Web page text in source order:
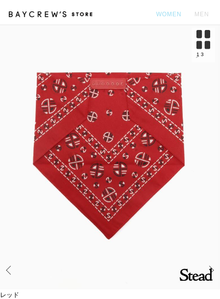
WOMEN MEN
レッド
1 3